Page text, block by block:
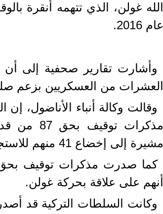
الله غولن، الذي تتهمه أنقرة
عام 2016.
وأشارت تقارير صحفية إلى أن
العشرات من العسكريين بزعم
وقالت وكالة أنباء الأناضول،
مذكرات
مشيرة إلى إخضاع 41 منهم للاستجواب في الفترة الصباحية.
أنهم على علاقة بحركة غولن.
وكانت السلطات التركية قد